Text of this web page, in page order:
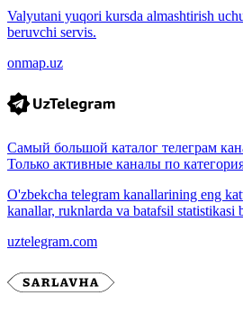
Valyutani yuqori kursda almashtirish
beruvchi servis.
onmap.uz
Самый большой каталог телеграм
Только активные каналы по
O'zbekcha telegram kanallarining eng
kanallar, ruknlarda va batafsil statistikasi
uztelegram.com